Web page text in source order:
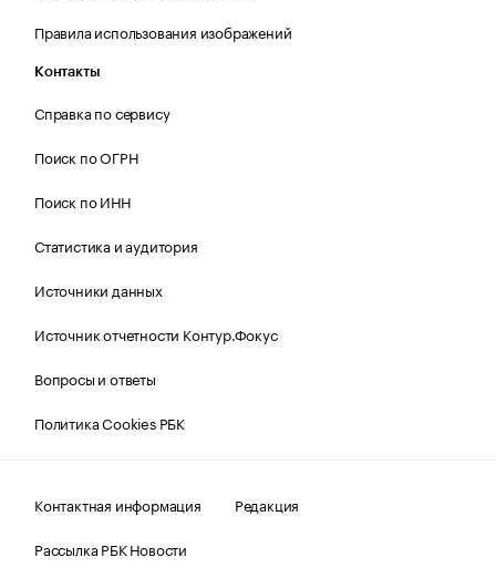
Правила использования изображений
Контакты
Справка по сервису
Поиск по ОГРН
Поиск по ИНН
Статистика и аудитория
Источники данных
Источник отчетности Контур.Фокус
Вопросы и ответы
Политика Cookies РБК
Контактная информация
Редакция
Рассылка РБК Новости